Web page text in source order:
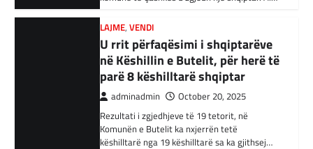
Irani dënon sulmet ajrore të
SHBA-së
adminadmin February 3, 2024
Në qytetin al-Ka’im, rreth 350 km në
veriperëndim të Bagdadit, gjithçka që ka
mbetur pas sulmeve ajrore të Uashingtonit
është…
KRONIKË E ZEZË,LAJME,RAJONI
këshilltarë nga 19 këshilltarë sa ka gjithsej…
LAJME
Vazhdojnë SKANDALET/
Zbulohen Kontratat tek “NP-
PARKINGU” të Bilall Kasamit
(DOKUMENT)
adminadmin October 17, 2025